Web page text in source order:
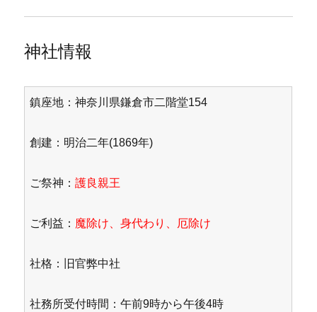
神社情報
鎮座地：神奈川県鎌倉市二階堂154
創建：明治二年(1869年)
ご祭神：護良親王
ご利益： 魔除け、身代わり、厄除け
社格：旧官弊中社
社務所受付時間：午前9時から午後4時